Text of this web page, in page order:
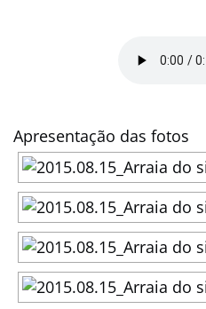
Apresentação das fotos